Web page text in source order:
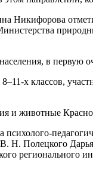
в
х классов,
и животные
В. Н. Полецкого
регионального